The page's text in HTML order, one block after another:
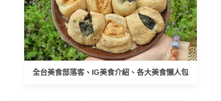
全台美食部落客、IG美食介紹、各大美食懶人包